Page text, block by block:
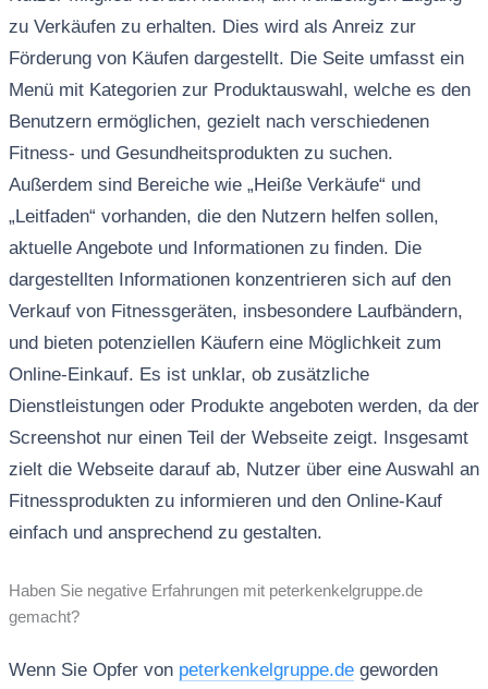
zu Verkäufen zu erhalten. Dies wird als Anreiz zur
Förderung von Käufen dargestellt. Die Seite umfasst ein
Menü mit Kategorien zur Produktauswahl, welche es den
Benutzern ermöglichen, gezielt nach verschiedenen
Fitness- und Gesundheitsprodukten zu suchen.
Außerdem sind Bereiche wie „Heiße Verkäufe“ und
„Leitfaden“ vorhanden, die den Nutzern helfen sollen,
aktuelle Angebote und Informationen zu finden. Die
dargestellten Informationen konzentrieren sich auf den
Verkauf von Fitnessgeräten, insbesondere Laufbändern,
und bieten potenziellen Käufern eine Möglichkeit zum
Online-Einkauf. Es ist unklar, ob zusätzliche
Dienstleistungen oder Produkte angeboten werden, da der
Screenshot nur einen Teil der Webseite zeigt. Insgesamt
zielt die Webseite darauf ab, Nutzer über eine Auswahl an
Fitnessprodukten zu informieren und den Online-Kauf
einfach und ansprechend zu gestalten.
Haben Sie negative Erfahrungen mit peterkenkelgruppe.de
gemacht?
Wenn Sie Opfer von peterkenkelgruppe.degeworden